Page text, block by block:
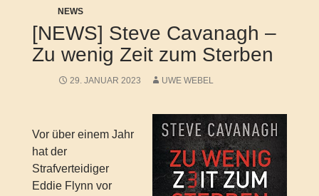
NEWS
[NEWS] Steve Cavanagh –
Zu wenig Zeit zum Sterben
29. JANUAR 2023 UWE WEBEL
Vor über einem Jahr
hat der
Strafverteidiger
Eddie Flynn vor